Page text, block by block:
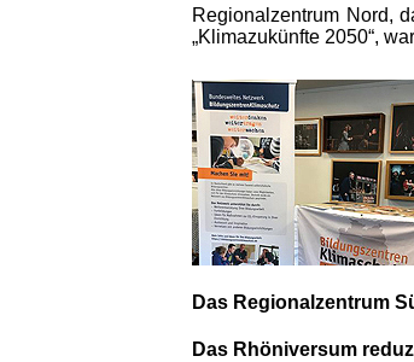
Regionalzentrum Nord,
„Klimazukünfte 2050“,
Das Regionalzentrum
Das Rhöniversum